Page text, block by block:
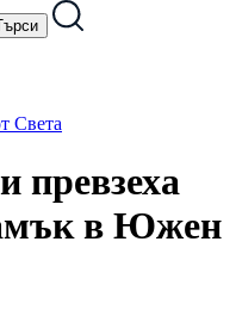
Света
превзеха
в Южен